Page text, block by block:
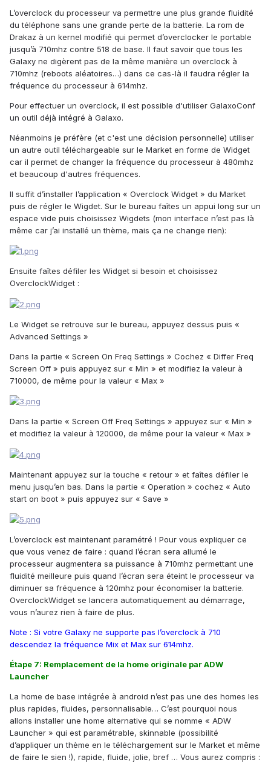
L’overclock du processeur va permettre une plus grande fluidité
du téléphone sans une grande perte de la batterie. La rom de
Drakaz à un kernel modifié qui permet d’overclocker le portable
jusqu’à 710mhz contre 518 de base. Il faut savoir que tous les
Galaxy ne digèrent pas de la même manière un overclock à
710mhz (reboots aléatoires…) dans ce cas-là il faudra régler la
fréquence du processeur à 614mhz.
Pour effectuer un overclock, il est possible d'utiliser GalaxoConf
un outil déjà intégré à Galaxo.
Néanmoins je préfère (et c'est une décision personnelle) utiliser
un autre outil téléchargeable sur le Market en forme de Widget
car il permet de changer la fréquence du processeur à 480mhz
et beaucoup d'autres fréquences.
Il suffit d’installer l’application « Overclock Widget » du Market
puis de régler le Wigdet. Sur le bureau faîtes un appui long sur un
espace vide puis choisissez Wigdets (mon interface n’est pas là
même car j’ai installé un thème, mais ça ne change rien):
Ensuite faîtes défiler les Widget si besoin et choisissez
OverclockWidget :
Le Widget se retrouve sur le bureau, appuyez dessus puis «
Advanced Settings »
Dans la partie « Screen On Freq Settings » Cochez « Differ Freq
Screen Off » puis appuyez sur « Min » et modifiez la valeur à
710000, de même pour la valeur « Max »
Dans la partie « Screen Off Freq Settings » appuyez sur « Min »
et modifiez la valeur à 120000, de même pour la valeur « Max »
Maintenant appuyez sur la touche « retour » et faîtes défiler le
menu jusqu’en bas. Dans la partie « Operation » cochez « Auto
start on boot » puis appuyez sur « Save »
L’overclock est maintenant paramétré ! Pour vous expliquer ce
que vous venez de faire : quand l’écran sera allumé le
processeur augmentera sa puissance à 710mhz permettant une
fluidité meilleure puis quand l’écran sera éteint le processeur va
diminuer sa fréquence à 120mhz pour économiser la batterie.
OverclockWidget se lancera automatiquement au démarrage,
vous n’aurez rien à faire de plus.
Note : Si votre Galaxy ne supporte pas l’overclock à 710
descendez la fréquence Mix et Max sur 614mhz.
Étape 7: Remplacement de la home originale par ADW
Launcher
La home de base intégrée à android n’est pas une des homes les
plus rapides, fluides, personnalisable… C’est pourquoi nous
allons installer une home alternative qui se nomme « ADW
Launcher » qui est paramétrable, skinnable (possibilité
d’appliquer un thème en le téléchargement sur le Market et même
de faire le sien !), rapide, fluide, jolie, bref … Vous aurez compris :